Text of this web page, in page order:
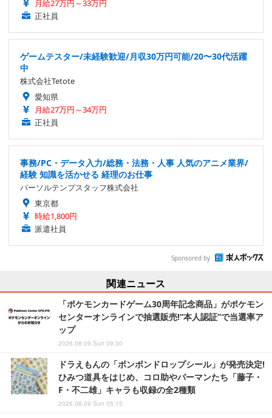
月給27万円～33万円
正社員
ゲームテスター/未経験歓迎/月収30万円可能/20〜30代活躍
中
株式会社Tetote
愛知県
月給27万円～34万円
正社員
事務/PC・データ入力/総務・法務・人事 人気のアニメ業界/
経験 知識を活かせる 経理のお仕事
パーソルテンプスタッフ株式会社
東京都
時給1,800円
派遣社員
Sponsored by
関連ニュース
「ポケモンカードゲーム30周年記念商品」がポケモン
センターオンラインで抽選販売!“本人認証”で当選率ア
ップ
2026.08.09 Sun 09:30
ドラえもんの「ボンボンドロップシール」が発売決定!
ひみつ道具をはじめ、コロ助やパーマンたち「藤子・
F・不二雄」キャラも収録の全2種類
2026.08.09 Sun 05:15